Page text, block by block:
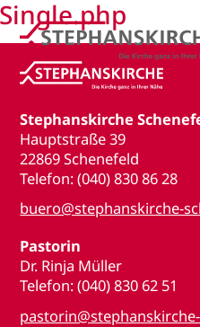
Stephanskirche
Hauptstraße 39
22869 Schenefeld
Telefon: (040) 830 86 28
buero@stephanskirche-
Pastorin
Dr. Rinja Müller
Telefon: (040) 830 62 51